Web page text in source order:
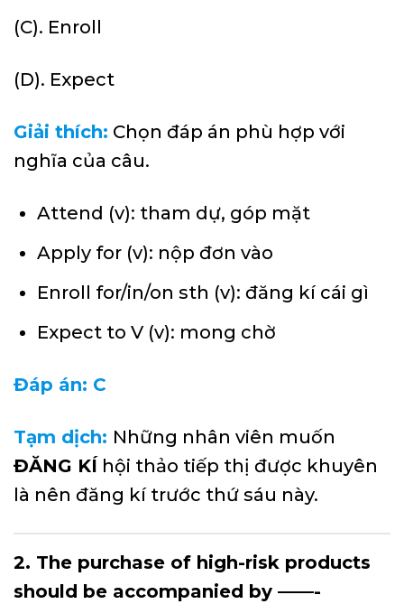
(C). Enroll
(D). Expect
Giải thích: Chọn đáp án phù hợp với
nghĩa của câu.
Attend (v): tham dự, góp mặt
Apply for (v): nộp đơn vào
Enroll for/in/on sth (v): đăng kí cái gì
Expect to V (v): mong chờ
Đáp án: C
Tạm dịch: Những nhân viên muốn
ĐĂNG KÍ hội thảo tiếp thị được khuyên
là nên đăng kí trước thứ sáu này.
2. The purchase of high-risk products
should be accompanied by ——-